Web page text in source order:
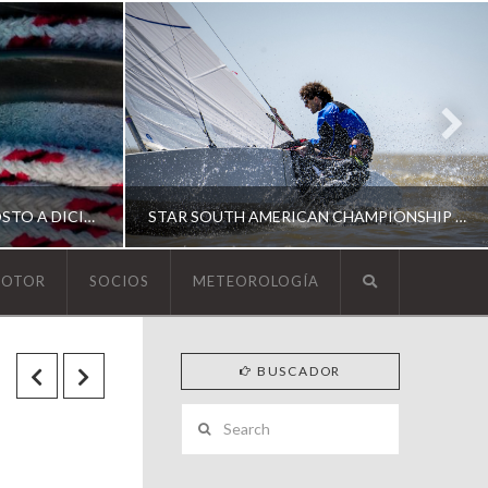
ESCUELA DE YACHTING | AGOSTO A DICIEMBRE 2026 STAR SOUTH AMERICAN CHAMPIONSHIP 2026
SOUTH AMERICAN STAR 2026
SOCIOS METEOROLOGÍA
BUSCADOR